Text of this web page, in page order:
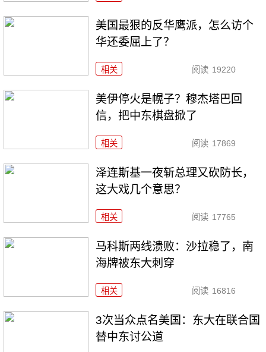
美国最狠的反华鹰派，怎么访个
华还委屈上了？
相关 阅读 19220
美伊停火是幌子？穆杰塔巴回
信，把中东棋盘掀了
相关 阅读 17869
泽连斯基一夜斩总理又砍防长，
这大戏几个意思？
相关 阅读 17765
马科斯两线溃败：沙拉稳了，南
海牌被东大刺穿
相关 阅读 16816
3次当众点名美国：东大在联合国
替中东讨公道